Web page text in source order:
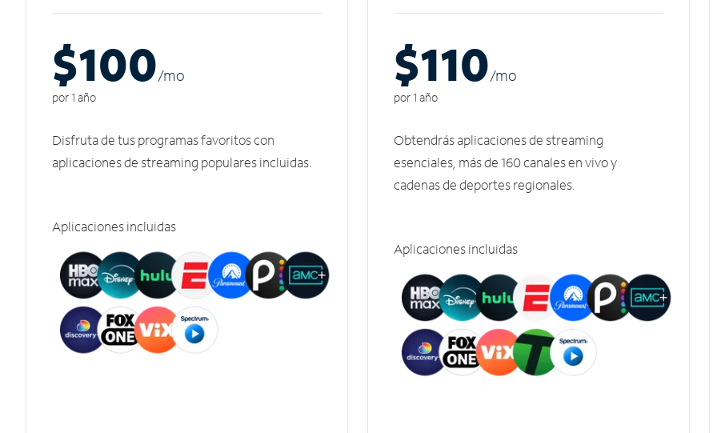
$100/mo
por 1 año
Disfruta de tus programas favoritos con
aplicaciones de streaming populares incluidas.
Aplicaciones incluidas
$110/mo
por 1 año
Obtendrás aplicaciones de streaming
esenciales, más de 160 canales en vivo y
cadenas de deportes regionales.
Aplicaciones incluidas